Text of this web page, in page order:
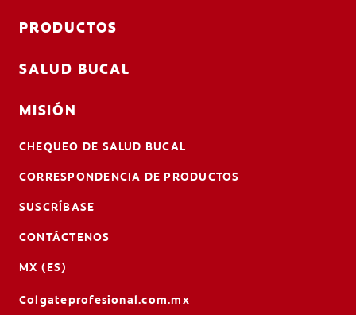
PRODUCTOS
SALUD BUCAL
MISIÓN
CHEQUEO DE SALUD BUCAL
CORRESPONDENCIA DE PRODUCTOS
SUSCRÍBASE
CONTÁCTENOS
MX (ES)
Colgateprofesional.com.mx